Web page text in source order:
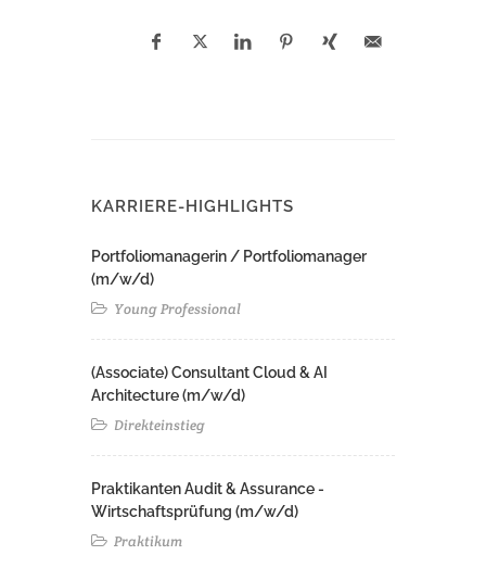
KARRIERE-HIGHLIGHTS
Portfoliomanagerin / Portfoliomanager
(m/w/d)
Young Professional
(Associate) Consultant Cloud & AI
Architecture (m/w/d)​ ​
Direkteinstieg
Praktikanten Audit & Assurance -
Wirtschaftsprüfung (m/w/d)
Praktikum